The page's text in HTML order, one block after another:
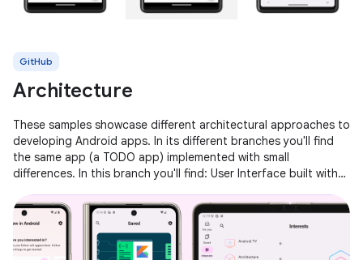
GitHub
Architecture
These samples showcase different architectural approaches to
developing Android apps. In its different branches you'll find
the same app (a TODO app) implemented with small
differences. In this branch you'll find: User Interface built with